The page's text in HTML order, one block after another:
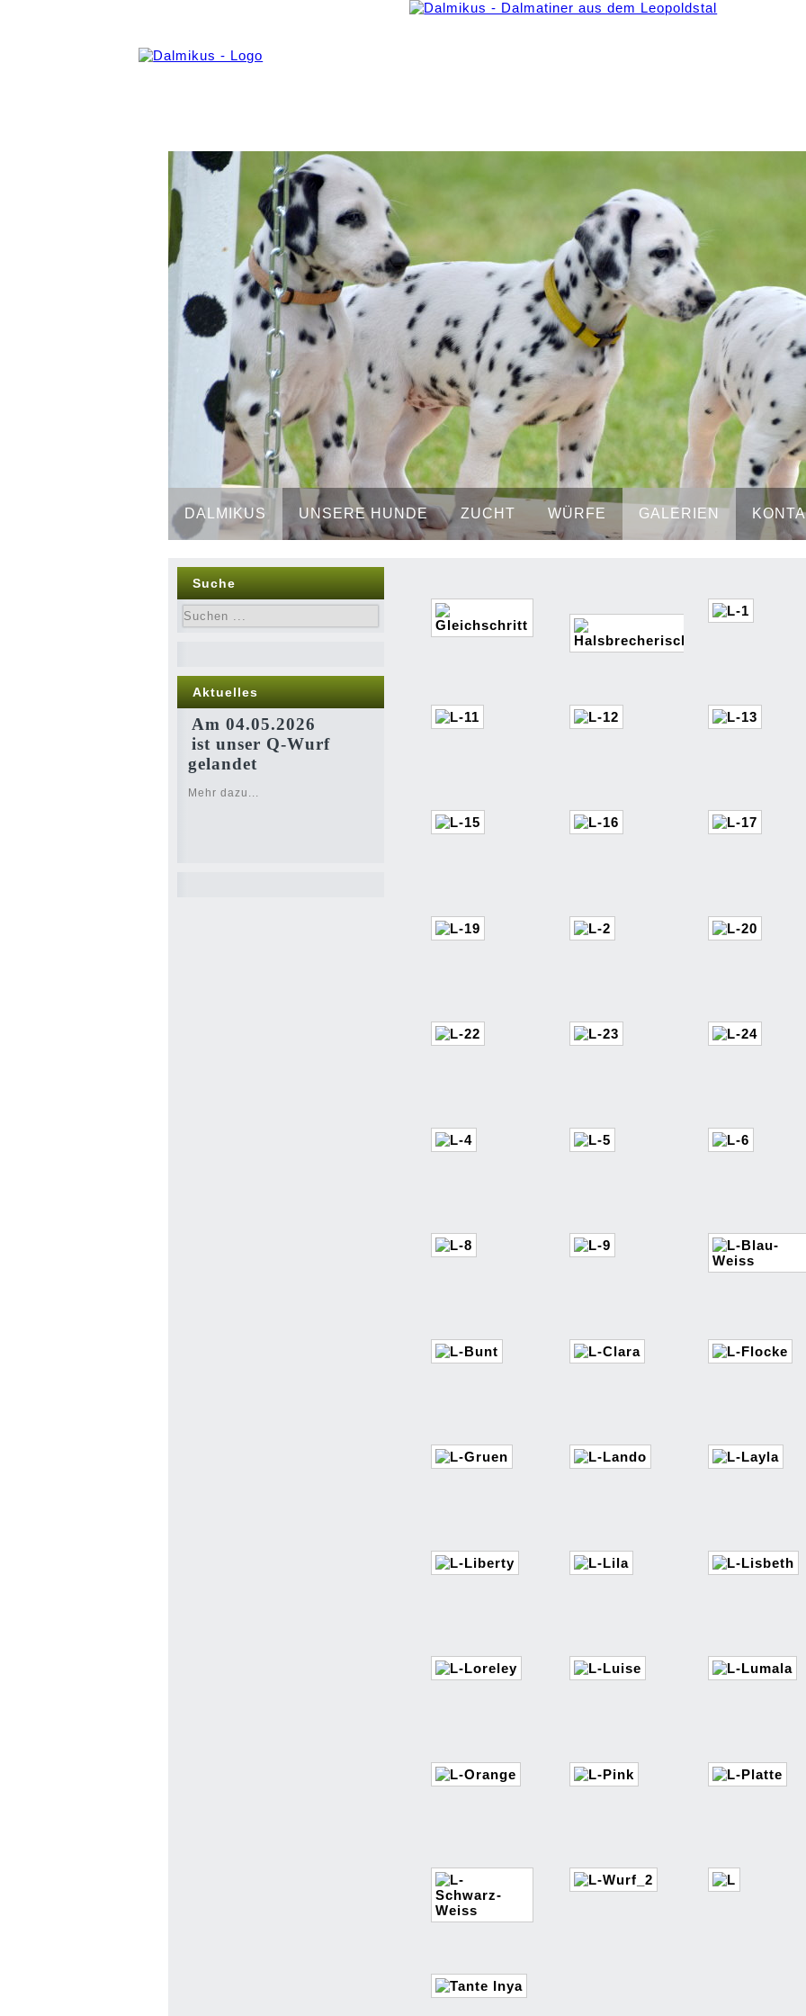
DALMIKUS UNSERE HUNDE ZUCHT WÜRFE GALERIEN
Suche
Aktuelles
Am 04.05.2026
ist unser Q-Wurf
gelandet
Mehr dazu...